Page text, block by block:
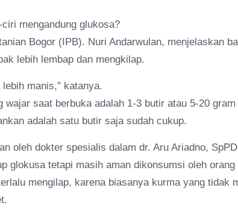
mengandung glukosa?
Bogor (IPB). Nuri Andarwulan, menjelaskan
lebih lembap dan mengkilap.
manis,” katanya.
saat berbuka adalah 1-3 butir atau 5-20
adalah satu butir saja sudah cukup.
oleh dokter spesialis dalam dr. Aru Ariadno,
glokusa tetapi masih aman dikonsumsi oleh
mengilap, karena biasanya kurma yang tidak